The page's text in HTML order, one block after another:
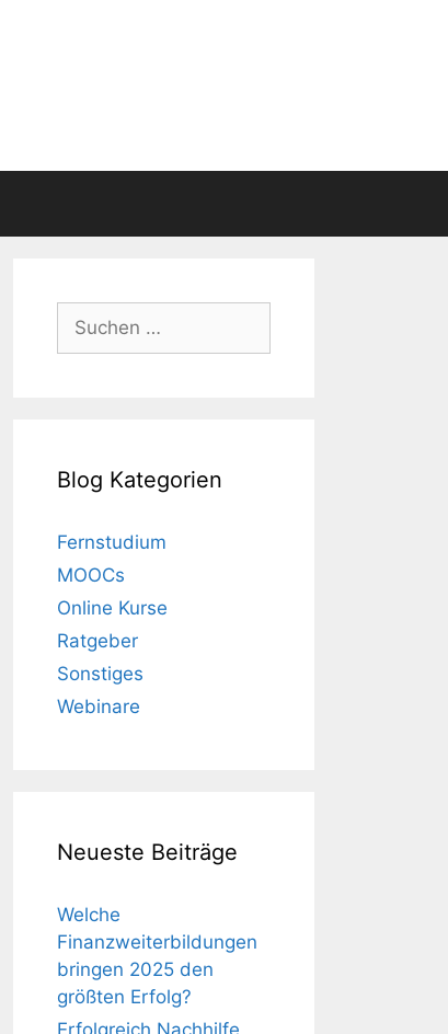
Suchen
nach:
Blog Kategorien
Fernstudium
MOOCs
Online Kurse
Ratgeber
Sonstiges
Webinare
Neueste Beiträge
Welche
Finanzweiterbildungen
bringen 2025 den
größten Erfolg?
Erfolgreich Nachhilfe